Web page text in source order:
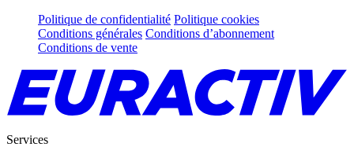
Politique de confidentialité Politique cookies
Conditions générales Conditions d’abonnement
Conditions de vente
Services